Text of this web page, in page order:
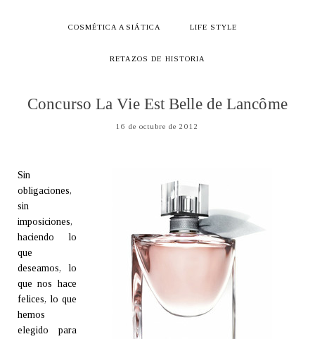
COSMÉTICA ASIÁTICA LIFE STYLE
RETAZOS DE HISTORIA
Concurso La Vie Est Belle de Lancôme
16 de octubre de 2012
Sin
obligaciones,
sin
imposiciones,
haciendo lo
que
deseamos, lo
que nos hace
felices, lo que
hemos
elegido para